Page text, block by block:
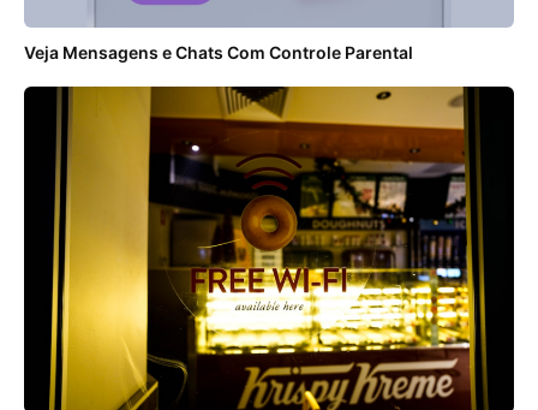
Veja Mensagens e Chats Com Controle Parental